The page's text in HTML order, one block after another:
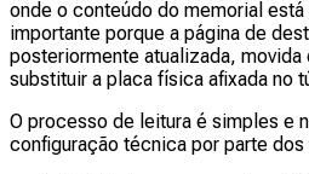
onde o conteúdo do memorial
importante porque a página de
posteriormente atualizada, movida
substituir a placa física afixada no
O processo de leitura é simples e
configuração técnica por parte dos